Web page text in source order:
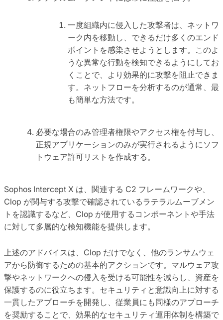
一度組織内に侵入した攻撃者は、ネットワ
ーク内を移動し、できるだけ多くのエンド
ポイントを感染させようとします。このよ
うな異常な行動を検知できるようにしてお
くことで、より効果的に攻撃を阻止できま
す。ネットフローを分析するのが通常、最
も簡単な方法です。
必要な場合のみ管理者権限やアクセス権を付与し、
正規アプリケーションのみが実行されるようにソフ
トウェア許可リストを作成する。
Sophos Intercept X は、関連する C2 フレームワークや、
Clop が関与する攻撃で確認されているラテラルムーブメン
トを認識するなど、Clop が使用するコンポーネントや手法
に対して多層的な検知機能を提供します。
上述のアドバイスは、Clop だけでなく、他のランサムウェ
アから防御するための基本的アクションです。マルウェア攻
撃やネットワークへの侵入を受ける可能性を減らし、資産を
保護するのに役立ちます。セキュリティと意識向上に対する
一貫したアプローチを開発し、従業員にも同様のアプローチ
を奨励することで、効果的なセキュリティ運用体制を構築で